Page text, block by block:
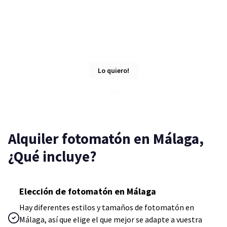
Lo quiero!
Alquiler fotomatón en Málaga,
¿Qué incluye?
Elección de fotomatón en Málaga
Hay diferentes estilos y tamaños de fotomatón en
Málaga, así que elige el que mejor se adapte a vuestra